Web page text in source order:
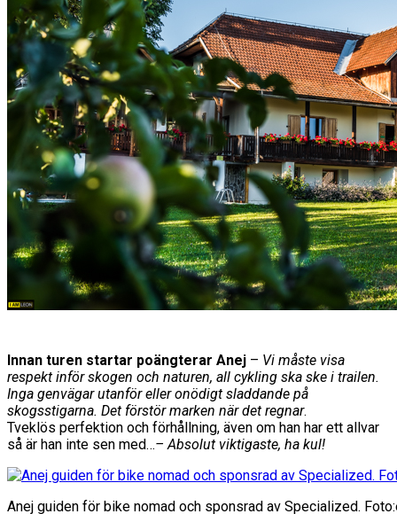
Innan turen startar poängterar Anej – Vi måste visa
respekt inför skogen och naturen, all cykling ska ske i trailen.
Inga genvägar utanför eller onödigt sladdande på
skogsstigarna. Det förstör marken när det regnar.
Tveklös perfektion och förhållning, även om han har ett allvar
så är han inte sen med…– Absolut viktigaste, ha kul!
Anej guiden för bike nomad och sponsrad av Specialized.